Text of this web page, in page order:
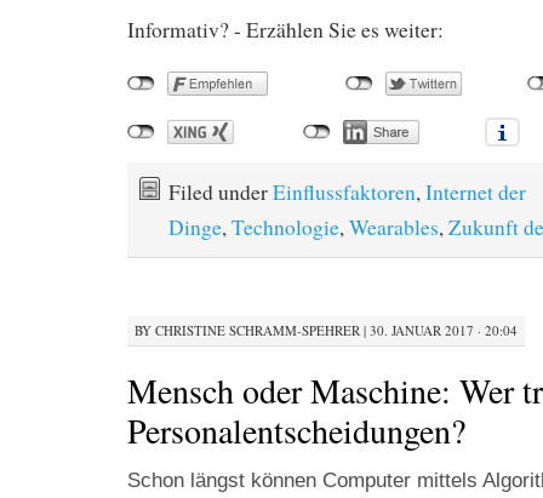
Informativ? - Erzählen Sie es weiter:
Filed underEinflussfaktoren,Internet der
Dinge,Technologie,Wearables,Zukunft
BY CHRISTINE SCHRAMM-SPEHRER | 30. JANUAR 2017 · 20:04
Mensch oder Maschine: Wer
Personalentscheidungen?
Schon längst können Computer mittels